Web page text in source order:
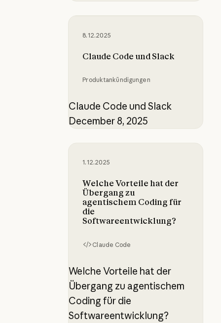
8.12.2025
Claude Code und Slack
Produktankündigungen
Claude Code und Slack
December 8, 2025
Claude Code und Slack
1.12.2025
Welche Vorteile hat der
Übergang zu
agentischem Coding für
die
Softwareentwicklung?
Claude Code
Welche Vorteile hat der
Übergang zu agentischem
Coding für die
Softwareentwicklung?
Welche Vorteile hat der